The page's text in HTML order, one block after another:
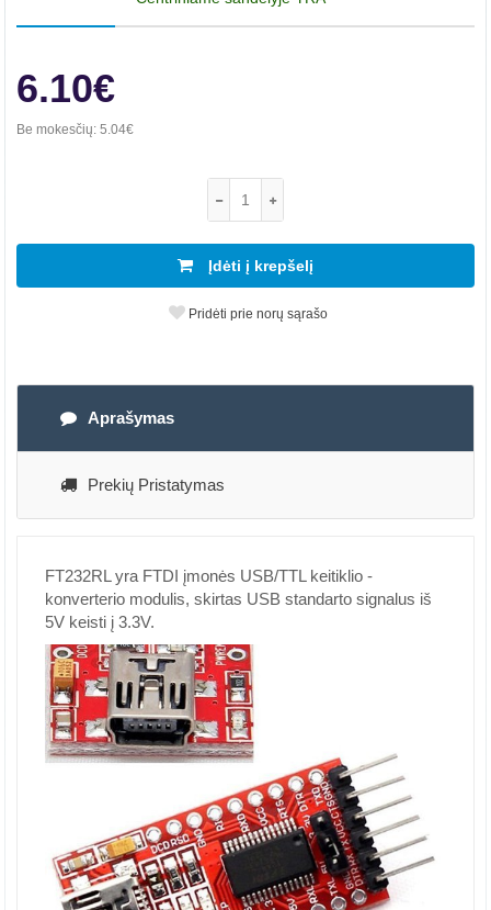
6.10€
Be mokesčių: 5.04€
Įdėti į krepšelį
Pridėti prie norų sąrašo
Aprašymas
Prekių Pristatymas
FT232RL yra FTDI įmonės USB/TTL keitiklio -
konverterio modulis, skirtas USB standarto signalus iš
5V keisti į 3.3V.